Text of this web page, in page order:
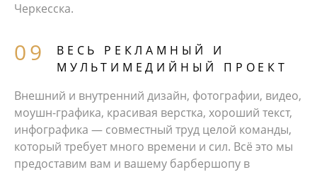
Черкесска.
ВЕСЬ РЕКЛАМНЫЙ И
МУЛЬТИМЕДИЙНЫЙ ПРОЕКТ
Внешний и внутренний дизайн, фотографии, видео,
моушн-графика, красивая верстка, хороший текст,
инфографика — совместный труд целой команды,
который требует много времени и сил. Всё это мы
предоставим вам и вашему барбершопу в